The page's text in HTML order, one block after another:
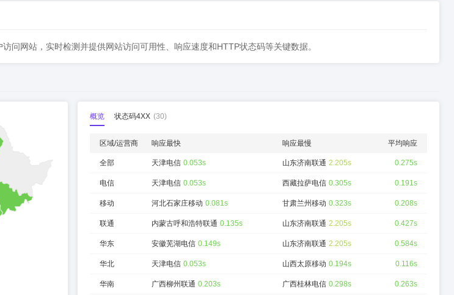
问网站，实时检测并提供网站访问可用性、响应速度和HTTP状态码等关键数据。
概览 状态码4XX (30)
区域/运营商 响应最快 响应最慢 平均响应
全部 天津电信 0.053s 山东济南联通 2.205s 0.275s
电信 天津电信 0.053s 西藏拉萨电信 0.305s 0.191s
移动 河北石家庄移动 0.081s 甘肃兰州移动 0.323s 0.208s
联通 内蒙古呼和浩特联通 0.135s 山东济南联通 2.205s 0.427s
华东 安徽芜湖电信 0.149s 山东济南联通 2.205s 0.584s
华北 天津电信 0.053s 山西太原移动 0.194s 0.116s
华南 广西柳州联通 0.203s 广西桂林电信 0.298s 0.263s